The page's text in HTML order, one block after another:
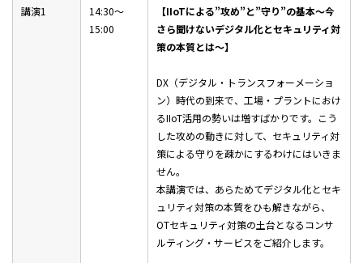
講演1
14:30～
15:00
【IIoTによる”攻め”と”守り”の基本～今
さら聞けないデジタル化とセキュリティ対
策の本質とは～】
DX（デジタル・トランスフォーメーショ
ン）時代の到来で、工場・プラントにおけ
るIIoT活用の勢いは増すばかりです。こう
した攻めの動きに対して、セキュリティ対
策による守りを疎かにするわけにはいきま
せん。
本講演では、あらためてデジタル化とセキ
ュリティ対策の本質をひも解きながら、
OTセキュリティ対策の土台となるコンサ
ルティング・サービスをご紹介します。